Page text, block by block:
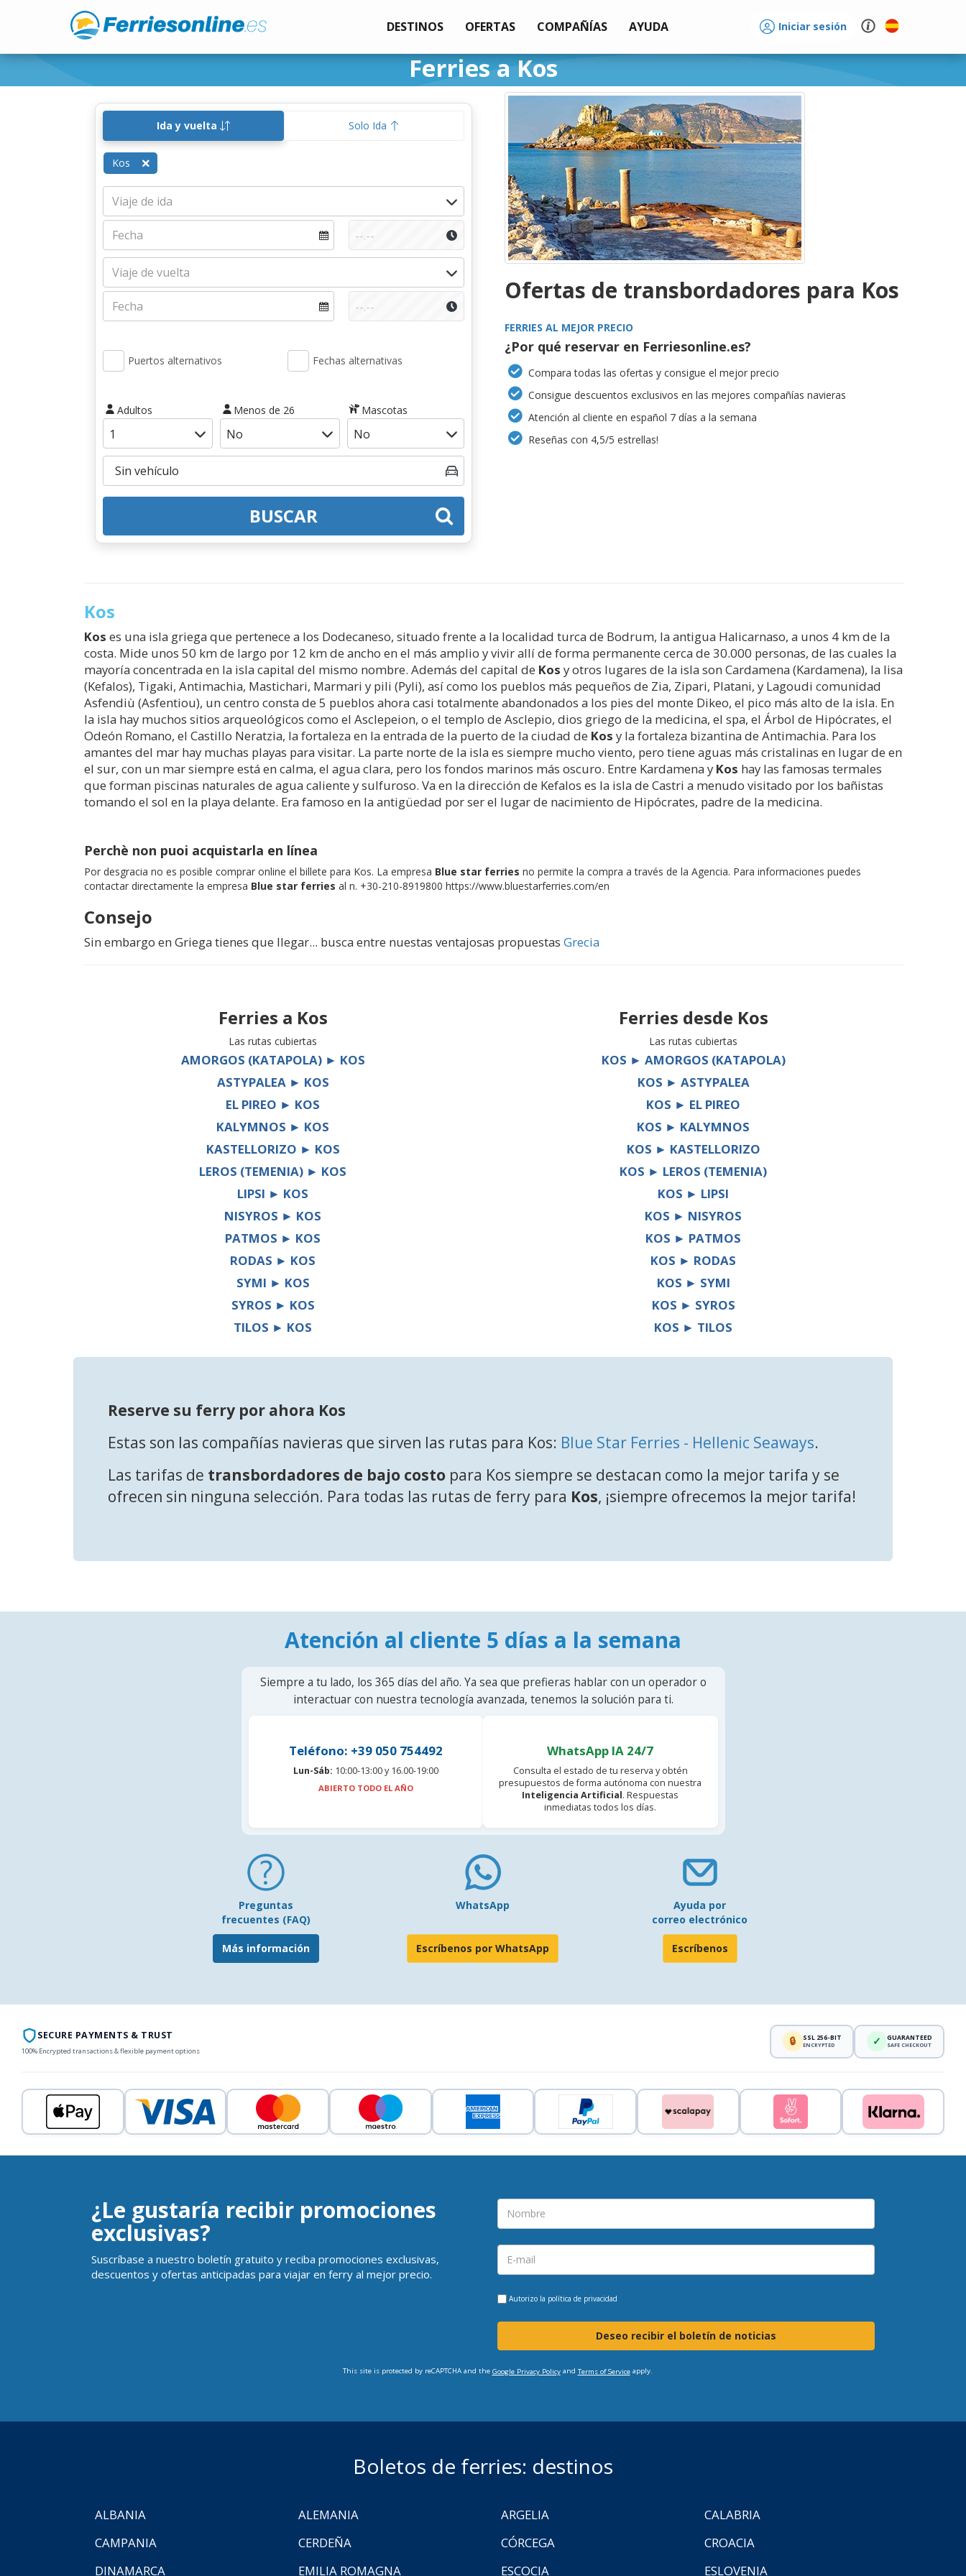
DESTINOS OFERTAS COMPAÑÍAS AYUDA Iniciar sesión
Ferries a Kos
Ida y vuelta Solo Ida
Kos
Puertos alternativos Fechas alternativas
Adultos Menos de 26 Mascotas
BUSCAR
Ofertas de transbordadores para Kos
FERRIES AL MEJOR PRECIO
¿Por qué reservar en Ferriesonline.es?
Compara todas las ofertas y consigue el mejor precio
Consigue descuentos exclusivos en las mejores compañías navieras
Atención al cliente en español 7 días a la semana
Reseñas con 4,5/5 estrellas!
Kos
Kos es una isla griega que pertenece a los Dodecaneso, situado frente a la localidad turca de Bodrum, la antigua Halicarnaso, a unos 4 km de la
costa. Mide unos 50 km de largo por 12 km de ancho en el más amplio y vivir allí de forma permanente cerca de 30.000 personas, de las cuales la
mayoría concentrada en la isla capital del mismo nombre. Además del capital de Kos y otros lugares de la isla son Cardamena (Kardamena), la lisa
(Kefalos), Tigaki, Antimachia, Mastichari, Marmari y pili (Pyli), así como los pueblos más pequeños de Zia, Zipari, Platani, y Lagoudi comunidad
Asfendiù (Asfentiou), un centro consta de 5 pueblos ahora casi totalmente abandonados a los pies del monte Dikeo, el pico más alto de la isla. En
la isla hay muchos sitios arqueológicos como el Asclepeion, o el templo de Asclepio, dios griego de la medicina, el spa, el Árbol de Hipócrates, el
Odeón Romano, el Castillo Neratzia, la fortaleza en la entrada de la puerto de la ciudad de Kos y la fortaleza bizantina de Antimachia. Para los
amantes del mar hay muchas playas para visitar. La parte norte de la isla es siempre mucho viento, pero tiene aguas más cristalinas en lugar de en
el sur, con un mar siempre está en calma, el agua clara, pero los fondos marinos más oscuro. Entre Kardamena y Kos hay las famosas termales
que forman piscinas naturales de agua caliente y sulfuroso. Va en la dirección de Kefalos es la isla de Castri a menudo visitado por los bañistas
tomando el sol en la playa delante. Era famoso en la antigüedad por ser el lugar de nacimiento de Hipócrates, padre de la medicina.
Perchè non puoi acquistarla en línea
Por desgracia no es posible comprar online el billete para Kos. La empresa Blue star ferries no permite la compra a través de la Agencia. Para informaciones puedes
contactar directamente la empresa Blue star ferries al n. +30-210-8919800 https://www.bluestarferries.com/en
Consejo
Sin embargo en Griega tienes que llegar... busca entre nuestas ventajosas propuestas Grecia
Ferries a Kos
Las rutas cubiertas
AMORGOS (KATAPOLA) ► KOS
ASTYPALEA ► KOS
EL PIREO ► KOS
KALYMNOS ► KOS
KASTELLORIZO ► KOS
LEROS (TEMENIA) ► KOS
LIPSI ► KOS
NISYROS ► KOS
PATMOS ► KOS
RODAS ► KOS
SYMI ► KOS
SYROS ► KOS
TILOS ► KOS
Ferries desde Kos
Las rutas cubiertas
KOS ► AMORGOS (KATAPOLA)
KOS ► ASTYPALEA
KOS ► EL PIREO
KOS ► KALYMNOS
KOS ► KASTELLORIZO
KOS ► LEROS (TEMENIA)
KOS ► LIPSI
KOS ► NISYROS
KOS ► PATMOS
KOS ► RODAS
KOS ► SYMI
KOS ► SYROS
KOS ► TILOS
Reserve su ferry por ahora Kos
Estas son las compañías navieras que sirven las rutas para Kos: Blue Star Ferries - Hellenic Seaways.
Las tarifas de transbordadores de bajo costo para Kos siempre se destacan como la mejor tarifa y se
ofrecen sin ninguna selección. Para todas las rutas de ferry para Kos, ¡siempre ofrecemos la mejor tarifa!
Atención al cliente 5 días a la semana
Siempre a tu lado, los 365 días del año. Ya sea que prefieras hablar con un operador o
interactuar con nuestra tecnología avanzada, tenemos la solución para ti.
Teléfono: +39 050 754492
Lun-Sáb: 10:00-13:00 y 16.00-19:00
ABIERTO TODO EL AÑO
WhatsApp IA 24/7
Consulta el estado de tu reserva y obtén
presupuestos de forma autónoma con nuestra
Inteligencia Artificial. Respuestas
inmediatas todos los días.
Preguntas
frecuentes (FAQ)
Más información
WhatsApp
Escríbenos por WhatsApp
Ayuda por
correo electrónico
Escríbenos
SECURE PAYMENTS & TRUST
100% Encrypted transactions & flexible payment options
🔒 SSL 256-BIT
ENCRYPTED ✓ GUARANTEED
SAFE CHECKOUT
¿Le gustaría recibir promociones
exclusivas?
Suscríbase a nuestro boletín gratuito y reciba promociones exclusivas,
descuentos y ofertas anticipadas para viajar en ferry al mejor precio.
Autorizo la política de privacidad
Deseo recibir el boletín de noticias
This site is protected by reCAPTCHA and the Google Privacy Policyand Terms of Serviceapply.
Boletos de ferries: destinos
ALBANIA ALEMANIA ARGELIA
CALABRIA
CAMPANIA
CERDEÑA CÓRCEGA
CROACIA
DINAMARCA
EMILIA ROMAGNA ESCOCIA ESLOVENIA